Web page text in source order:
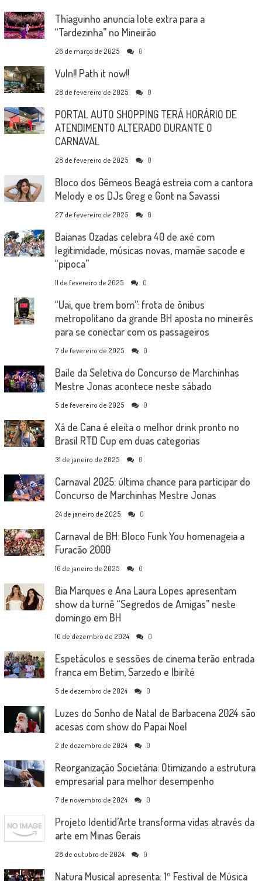
Thiaguinho anuncia lote extra para a
“Tardezinha” no Mineirão
26 de março de 2025 0
Vuln!! Path it now!!
28 de fevereiro de 2025 0
PORTAL AUTO SHOPPING TERÁ HORÁRIO DE
ATENDIMENTO ALTERADO DURANTE O
CARNAVAL
28 de fevereiro de 2025 0
Bloco dos Gêmeos Beagá estreia com a cantora
Melody e os DJs Greg e Gont na Savassi
27 de fevereiro de 2025 0
Baianas Ozadas celebra 40 de axé com
legitimidade, músicas novas, mamãe sacode e
“pipoca”
11 de fevereiro de 2025 0
“Uai, que trem bom”: frota de ônibus
metropolitano da grande BH aposta no mineirês
para se conectar com os passageiros
7 de fevereiro de 2025 0
Baile da Seletiva do Concurso de Marchinhas
Mestre Jonas acontece neste sábado
5 de fevereiro de 2025 0
Xá de Cana é eleita o melhor drink pronto no
Brasil RTD Cup em duas categorias
31 de janeiro de 2025 0
Carnaval 2025: última chance para participar do
Concurso de Marchinhas Mestre Jonas
24 de janeiro de 2025 0
Carnaval de BH: Bloco Funk You homenageia a
Furacão 2000
16 de janeiro de 2025 0
Bia Marques e Ana Laura Lopes apresentam
show da turnê “Segredos de Amigas” neste
domingo em BH
10 de dezembro de 2024 0
Espetáculos e sessões de cinema terão entrada
franca em Betim, Sarzedo e Ibirité
5 de dezembro de 2024 0
Luzes do Sonho de Natal de Barbacena 2024 são
acesas com show do Papai Noel
2 de dezembro de 2024 0
Reorganização Societária: Otimizando a estrutura
empresarial para melhor desempenho
7 de novembro de 2024 0
Projeto Identid’Arte transforma vidas através da
arte em Minas Gerais
28 de outubro de 2024 0
Natura Musical apresenta: 1º Festival de Música